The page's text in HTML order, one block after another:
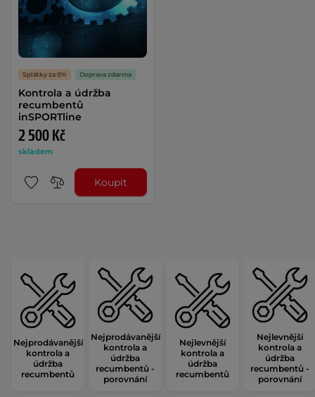
Splátky za 0% Doprava zdarma
Kontrola a údržba
recumbentů
inSPORTline
2 500 Kč
skladem
Koupit
Nejprodávanější
kontrola a
údržba
recumbentů
Nejprodávanější
kontrola a
údržba
recumbentů -
porovnání
Nejlevnější
kontrola a
údržba
recumbentů
Nejlevnější
kontrola a
údržba
recumbentů -
porovnání